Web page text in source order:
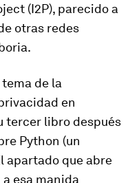
(I2P), parecido a
otras redes
de la
en
tercer libro después
Python (un
apartado que abre
esa manida